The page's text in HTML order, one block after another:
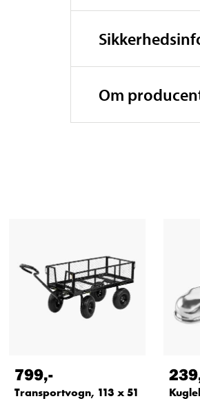
Om
799,-
Transportvogn, 113 x 51
239